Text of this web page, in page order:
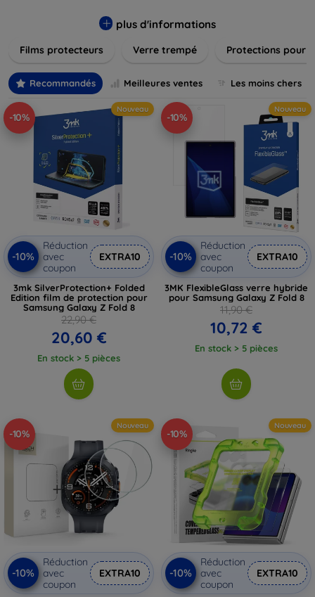
s'adapter parfaitement à votre appareil, garantissant une
compromis sur la sensibilité tactile. Explorez notre gamme
besoins et assurez-vous que votre écran reste comme neuf,
longtemps.
plus d'informations
Films protecteurs Verre trempé Protections pour
Recommandés Meilleures ventes Les moins chers
-10%
Nouveau
-10%
Réduction
avec
coupon
EXTRA10
3mk SilverProtection+ Folded
Edition film de protection pour
Samsung Galaxy Z Fold 8
22,90 €
20,60 €
En stock > 5 pièces
-10%
Nouveau
-10%
Réduction
avec
coupon
EXTRA10
3MK FlexibleGlass verre hybride
pour Samsung Galaxy Z Fold 8
11,90 €
10,72 €
En stock > 5 pièces
-10%
Nouveau
-10%
Réduction
avec
coupon
EXTRA10
-10%
Nouveau
-10%
Réduction
avec
coupon
EXTRA10